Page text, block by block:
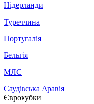
Нідерланди
Туреччина
Португалія
Бельгія
МЛС
Саудівська Аравія
Єврокубки